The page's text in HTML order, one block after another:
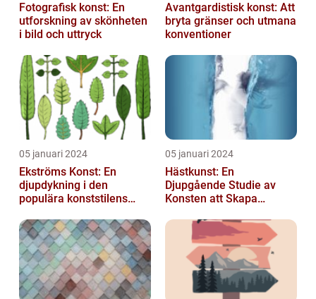
Fotografisk konst: En
utforskning av skönheten
i bild och uttryck
Avantgardistisk konst: Att
bryta gränser och utmana
konventioner
05 januari 2024
Ekströms Konst: En
djupdykning i den
populära konststilens
05 januari 2024
Hästkunst: En
Djupgående Studie av
Konsten att Skapa